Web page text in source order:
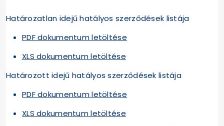
Határozatlan idejű hatályos szerződések listája
PDF dokumentum letöltése
XLS dokumentum letöltése
Határozott idejű hatályos szerződések listája
PDF dokumentum letöltése
XLS dokumentum letöltése